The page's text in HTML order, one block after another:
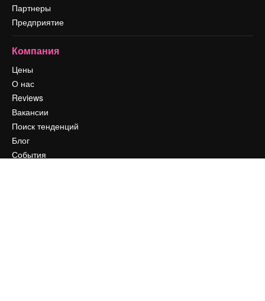
Партнеры
Предприятие
Компания
Цены
О нас
Reviews
Вакансии
Поиск тенденций
Блог
События